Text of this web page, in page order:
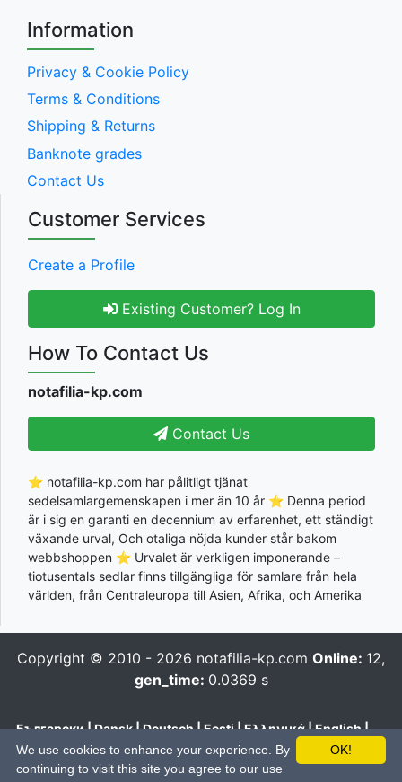
Information
Privacy & Cookie Policy
Terms & Conditions
Shipping & Returns
Banknote grades
Contact Us
Customer Services
Create a Profile
Existing Customer? Log In
How To Contact Us
notafilia-kp.com
Contact Us
⭐ notafilia-kp.com har pålitligt tjänat
sedelsamlargemenskapen i mer än 10 år ⭐ Denna period
är i sig en garanti en decennium av erfarenhet, ett ständigt
växande urval, Och otaliga nöjda kunder står bakom
webbshoppen ⭐ Urvalet är verkligen imponerande –
tiotusentals sedlar finns tillgängliga för samlare från hela
världen, från Centraleuropa till Asien, Afrika, och Amerika
Copyright © 2010 - 2026 notafilia-kp.com Online: 12,
gen_time: 0.0369 s
Български|Dansk|Deutsch|Eesti|Ελληνικά|English|
Español|Français|Hrvatski|Italiano|Latviešu Lietuvių
Magyar|Nederlands|Polski|Português|Română|Pусский
OK!
We use cookies to enhance your experience. By
continuing to visit this site you agree to our use